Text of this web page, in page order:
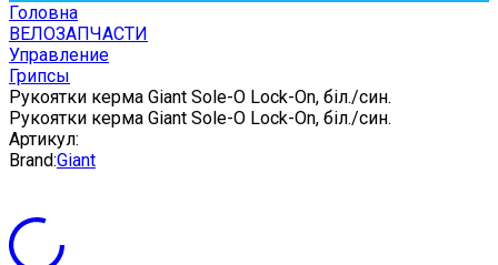
Головна
ВЕЛОЗАПЧАСТИ
Управление
Грипсы
Рукоятки керма Giant Sole-O Lock-On, біл./син.
Рукоятки керма Giant Sole-O Lock-On, біл./син.
Артикул:
Brand:Giant